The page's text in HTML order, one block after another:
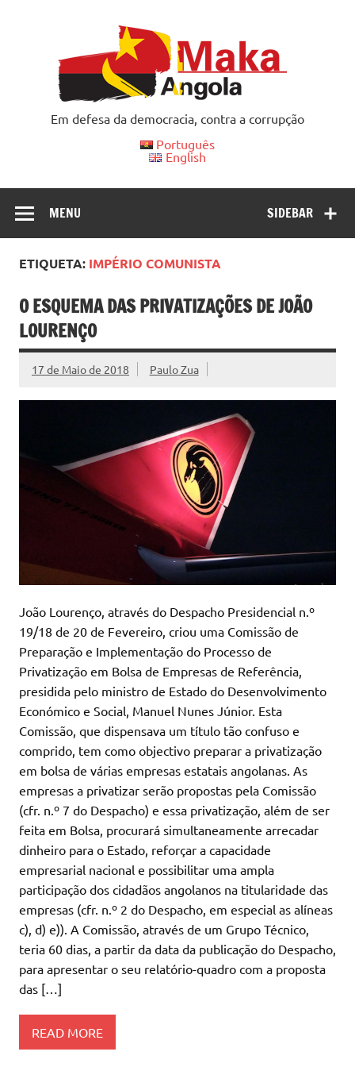
Em defesa da democracia, contra a corrupção
Português
English
SIDEBAR
MENU
ETIQUETA: IMPÉRIO COMUNISTA
O ESQUEMA DAS PRIVATIZAÇÕES DE JOÃO
LOURENÇO
17 de Maio de 2018 Paulo Zua
João Lourenço, através do Despacho Presidencial n.º
19/18 de 20 de Fevereiro, criou uma Comissão de
Preparação e Implementação do Processo de
Privatização em Bolsa de Empresas de Referência,
presidida pelo ministro de Estado do Desenvolvimento
Económico e Social, Manuel Nunes Júnior. Esta
Comissão, que dispensava um título tão confuso e
comprido, tem como objectivo preparar a privatização
em bolsa de várias empresas estatais angolanas. As
empresas a privatizar serão propostas pela Comissão
(cfr. n.º 7 do Despacho) e essa privatização, além de ser
feita em Bolsa, procurará simultaneamente arrecadar
dinheiro para o Estado, reforçar a capacidade
empresarial nacional e possibilitar uma ampla
participação dos cidadãos angolanos na titularidade das
empresas (cfr. n.º 2 do Despacho, em especial as alíneas
c), d) e)). A Comissão, através de um Grupo Técnico,
teria 60 dias, a partir da data da publicação do Despacho,
para apresentar o seu relatório-quadro com a proposta
das […]
READ MORE